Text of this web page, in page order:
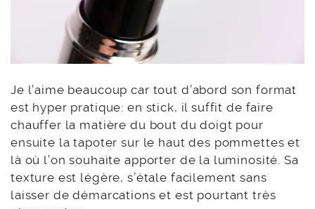
Je l’aime beaucoup car tout d’abord son format
est hyper pratique: en stick, il suffit de faire
chauffer la matière du bout du doigt pour
ensuite la tapoter sur le haut des pommettes et
là où l’on souhaite apporter de la luminosité. Sa
texture est légère, s’étale facilement sans
laisser de démarcations et est pourtant très